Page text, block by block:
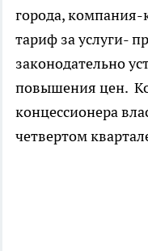
города, компания-
тариф за услуги-
законодательно
повышения цен.
концессионера
четвертом